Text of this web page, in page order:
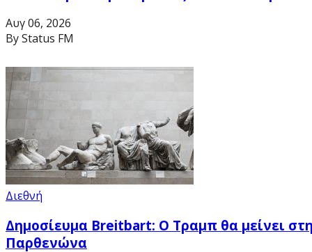
Αυγ 06, 2026
By Status FM
Διεθνή
Δημοσίευμα Breitbart: Ο Τραμπ θα μείνει
Παρθενώνα